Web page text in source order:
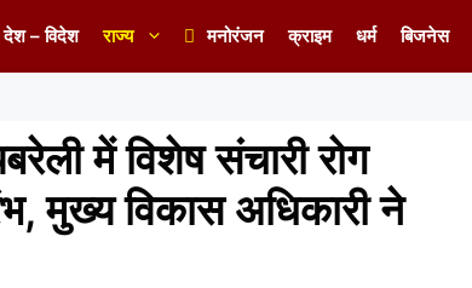
देश – विदेश राज्य मनोरंजन क्राइम धर्म बिजनेस
में विशेष संचारी रोग
मुख्य विकास अधिकारी ने